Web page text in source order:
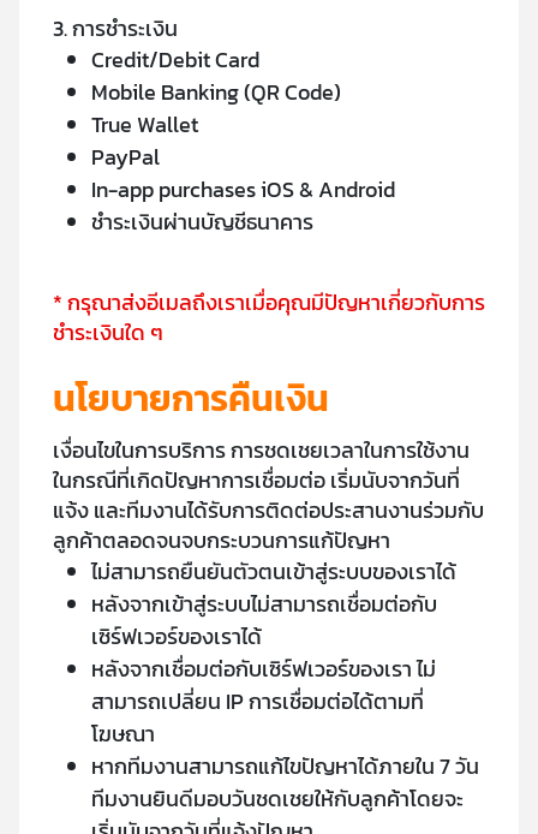
3. การชำระเงิน
Credit/Debit Card
Mobile Banking (QR Code)
True Wallet
PayPal
In-app purchases iOS & Android
ชำระเงินผ่านบัญชีธนาคาร
* กรุณาส่งอีเมลถึงเราเมื่อคุณมีปัญหาเกี่ยวกับการ
ชำระเงินใด ๆ
นโยบายการคืนเงิน
เงื่อนไขในการบริการ การชดเชยเวลาในการใช้งาน
ในกรณีที่เกิดปัญหาการเชื่อมต่อ เริ่มนับจากวันที่
แจ้ง และทีมงานได้รับการติดต่อประสานงานร่วมกับ
ลูกค้าตลอดจนจบกระบวนการแก้ปัญหา
ไม่สามารถยืนยันตัวตนเข้าสู่ระบบของเราได้
หลังจากเข้าสู่ระบบไม่สามารถเชื่อมต่อกับ
เซิร์ฟเวอร์ของเราได้
หลังจากเชื่อมต่อกับเซิร์ฟเวอร์ของเรา ไม่
สามารถเปลี่ยน IP การเชื่อมต่อได้ตามที่
โฆษณา
หากทีมงานสามารถแก้ไขปัญหาได้ภายใน 7 วัน
ทีมงานยินดีมอบวันชดเชยให้กับลูกค้าโดยจะ